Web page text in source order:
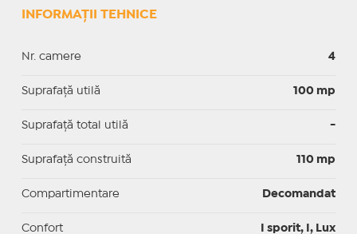
INFORMAȚII TEHNICE
Nr. camere 4
Suprafaţă utilă 100 mp
Suprafaţă total utilă -
Suprafaţă construită 110 mp
Compartimentare Decomandat
Confort I sporit, I, Lux